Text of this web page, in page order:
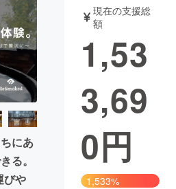
音楽
ジェット ゲーム・サ
活性化
にあ
る。
びや
現在の支援総
額
1,53
3,69
0円
1,533%